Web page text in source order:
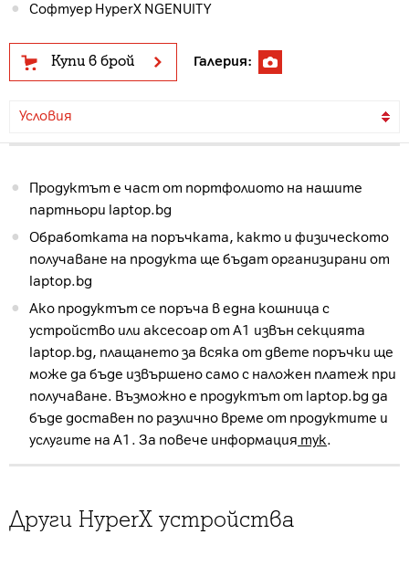
Софтуер HyperX NGENUITY
Купи в брой Галерия:
Условия
Продуктът е част от портфолиото на нашите
партньори laptop.bg
Обработката на поръчката, както и физическото
получаване на продукта ще бъдат организирани от
laptop.bg
Ако продуктът се поръча в една кошница с
устройство или аксесоар от А1 извън секцията
laptop.bg, плащането за всяка от двете поръчки ще
може да бъде извършено само с наложен платеж при
получаване. Възможно е продуктът от laptop.bg да
бъде доставен по различно време от продуктите и
услугите на А1. За повече информация тук.
Други HyperX устройства